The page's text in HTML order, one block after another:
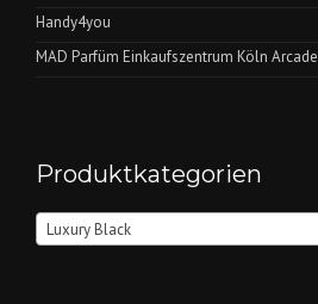
Handy4you
MAD Parfüm Einkaufszentrum Köln Arcade
Produktkategorien
Luxury Black